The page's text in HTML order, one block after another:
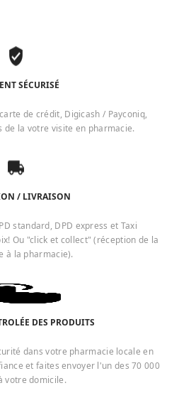
SÉCURISÉ
de crédit, Digicash / Payconiq,
la votre visite en pharmacie.
/ LIVRAISON
standard, DPD express et Taxi
Ou "click et collect" (réception de la
à la pharmacie).
DES PRODUITS
dans votre pharmacie locale en
et faites envoyer l'un des 70 000
votre domicile.